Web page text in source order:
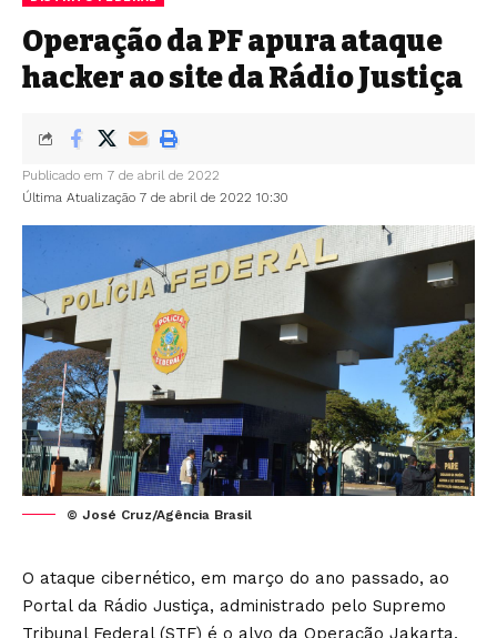
Operação da PF apura ataque
hacker ao site da Rádio Justiça
Última Atualização 7 de abril de 2022 10:30
Publicado em 7 de abril de 2022
© José Cruz/Agência Brasil
O ataque cibernético, em março do ano passado, ao
Portal da Rádio Justiça, administrado pelo Supremo
Tribunal Federal (STF) é o alvo da Operação Jakarta,